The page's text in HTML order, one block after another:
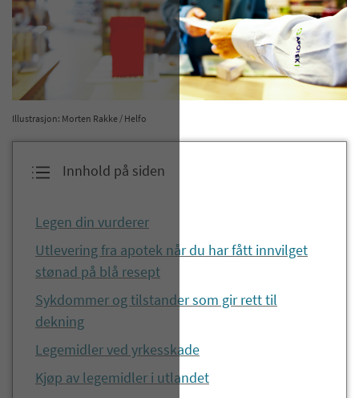
Illustrasjon: Morten Rakke / Helfo
Innhold på siden
Legen din vurderer
Utlevering fra apotek når du har fått innvilget
stønad på blå resept
Sykdommer og tilstander som gir rett til
dekning
Legemidler ved yrkesskade
Kjøp av legemidler i utlandet